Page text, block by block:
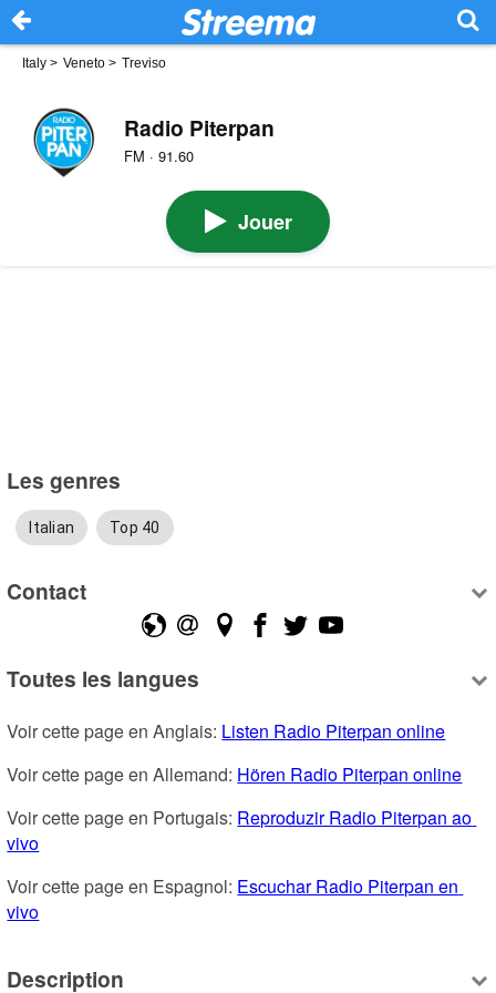
Italy > Veneto > Treviso
Radio Piterpan
FM · 91.60
Jouer
Les genres
Italian Top 40
Contact
Toutes les langues
Voir cette page en Anglais: Listen Radio Piterpan online
Voir cette page en Allemand: Hören Radio Piterpan online
Voir cette page en Portugais: Reproduzir Radio Piterpan ao
vivo
Voir cette page en Espagnol: Escuchar Radio Piterpan en
vivo
Description